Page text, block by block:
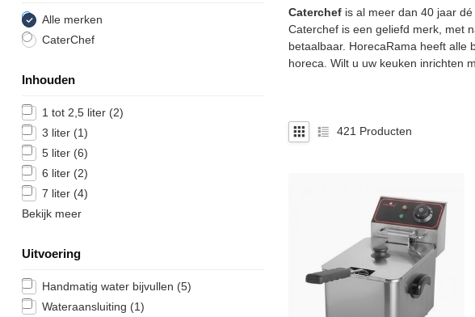
Alle merken
CaterChef
Inhouden
1 tot 2,5 liter (2)
3 liter (1)
5 liter (6)
6 liter (2)
7 liter (4)
Bekijk meer
Uitvoering
Handmatig water bijvullen (5)
Wateraansluiting (1)
Caterchef is al meer dan 40 jaar
Caterchef is een geliefd merk, met
betaalbaar. HorecaRama heeft alle
horeca. Wilt u uw keuken inrichten
421 Producten